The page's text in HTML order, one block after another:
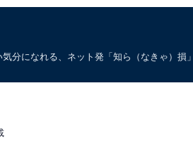
分になれる、ネット発「知ら（なきゃ）損